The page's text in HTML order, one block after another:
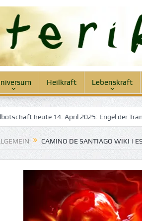
Heilkraft Lebenskraft
14. April 2025: Engel der Transformtion
CAMINO DE SANTIAGO WIKI |